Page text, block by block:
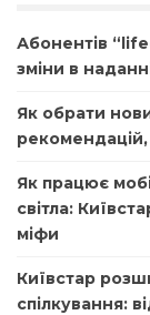
Абонентів
зміни в
Як обрати
Як працює
світла:
міфи
Київстар
спілкування: